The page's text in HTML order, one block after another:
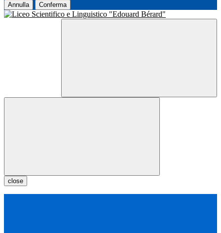
Annulla Conferma
close